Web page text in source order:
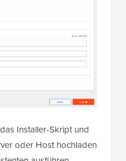
Installer-Skript und
oder Host hochladen